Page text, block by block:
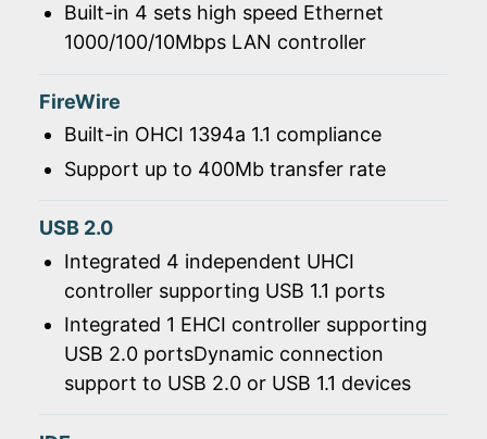
Built-in 4 sets high speed Ethernet
1000/100/10Mbps LAN controller
FireWire
Built-in OHCI 1394a 1.1 compliance
Support up to 400Mb transfer rate
USB 2.0
Integrated 4 independent UHCI
controller supporting USB 1.1 ports
Integrated 1 EHCI controller supporting
USB 2.0 portsDynamic connection
support to USB 2.0 or USB 1.1 devices